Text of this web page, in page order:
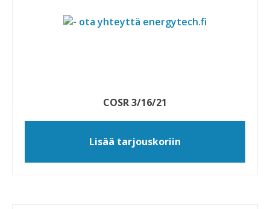
COSR 3/16/21
Lisää tarjouskoriin